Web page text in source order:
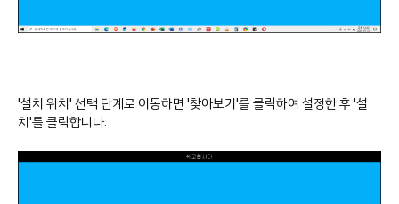
'설치 위치' 선택 단계로 이동하면 '찾아보기'를 클릭하여 설정한 후 '설
치'를 클릭합니다.